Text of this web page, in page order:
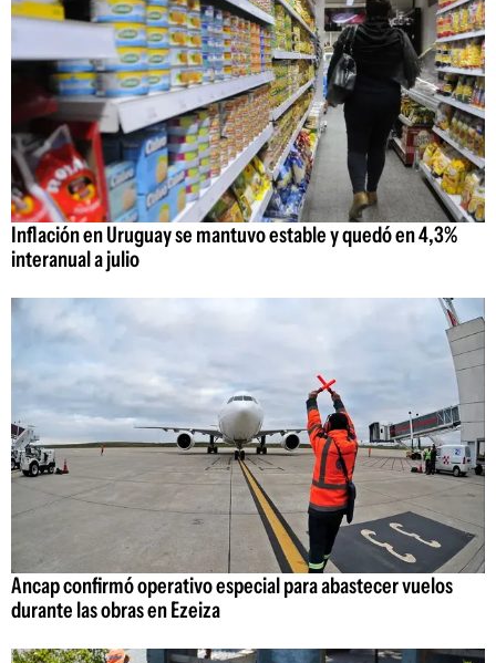
Inflación en Uruguay se mantuvo estable y quedó en 4,3%
interanual a julio
Ancap confirmó operativo especial para abastecer vuelos
durante las obras en Ezeiza